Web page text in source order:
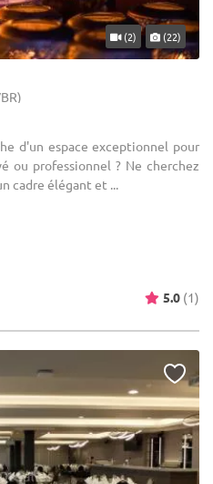
(2) (22)
d'un espace exceptionnel pour
ou professionnel ? Ne cherchez
cadre élégant et ...
5.0 (1)